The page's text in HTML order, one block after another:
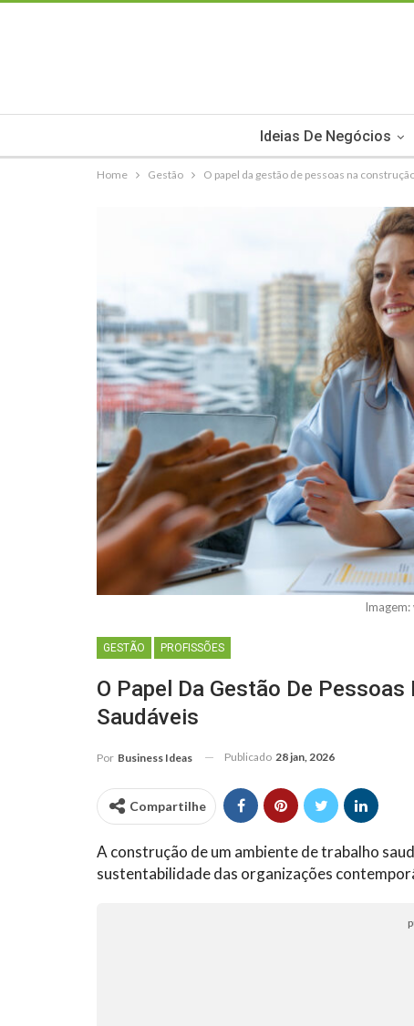
Ideias De Negócios
Home Gestão O papel da gestão de pessoas na
GESTÃO PROFISSÕES
O Papel Da Gestão De
Saudáveis
Por Business Ideas Publicado 28 jan, 2026
Compartilhe
A construção de um ambiente de trabalho
sustentabilidade das organizações